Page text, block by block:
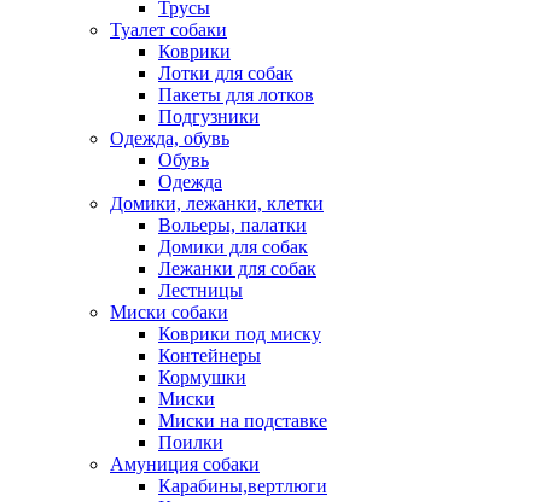
Трусы
Туалет собаки
Коврики
Лотки для собак
Пакеты для лотков
Подгузники
Одежда, обувь
Обувь
Одежда
Домики, лежанки, клетки
Вольеры, палатки
Домики для собак
Лежанки для собак
Лестницы
Миски собаки
Коврики под миску
Контейнеры
Кормушки
Миски
Миски на подставке
Поилки
Амуниция собаки
Карабины,вертлюги